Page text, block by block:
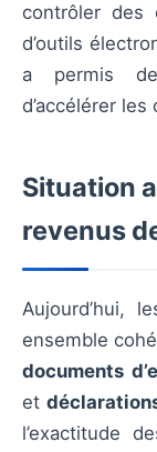
contrôler des
d’outils
a permis
d’accélérer les
Situation
revenus
Aujourd’hui,
ensemble
documents
et
l’exactitude